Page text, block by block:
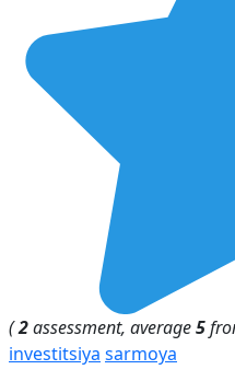
(2assessment, average5
investitsiya sarmoya